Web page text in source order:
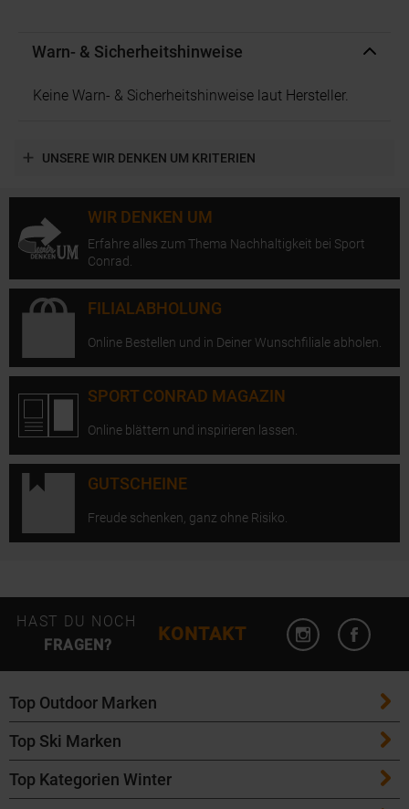
Warn- & Sicherheitshinweise
Keine Warn- & Sicherheitshinweise laut Hersteller.
UNSERE WIR DENKEN UM KRITERIEN
WIR DENKEN UM
Erfahre alles zum Thema Nachhaltigkeit bei Sport
Conrad.
FILIALABHOLUNG
Online Bestellen und in Deiner Wunschfiliale abholen.
SPORT CONRAD MAGAZIN
Online blättern und inspirieren lassen.
GUTSCHEINE
Freude schenken, ganz ohne Risiko.
HAST DU NOCH
FRAGEN?
KONTAKT
Instagram
Top Outdoor Marken
Patagonia
Maloja
Top Ski Marken
ATK Bindungen
Top Kategorien Winter